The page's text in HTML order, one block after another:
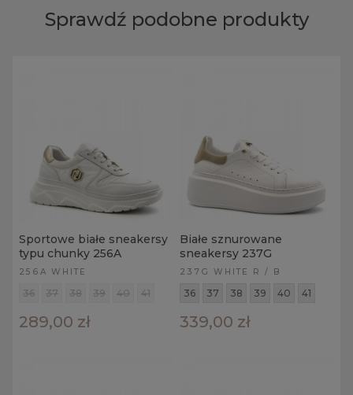
Sprawdź podobne produkty
Sportowe białe sneakersy
typu chunky 256A
256A WHITE
36 37 38 39 40 41
289,00 zł
Białe sznurowane
sneakersy 237G
237G WHITE R / B
36 37 38 39 40 41
339,00 zł